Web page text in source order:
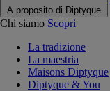
A proposito di Diptyque
Chi siamo Scopri
La tradizione
La maestria
Maisons Diptyque
Diptyque & You